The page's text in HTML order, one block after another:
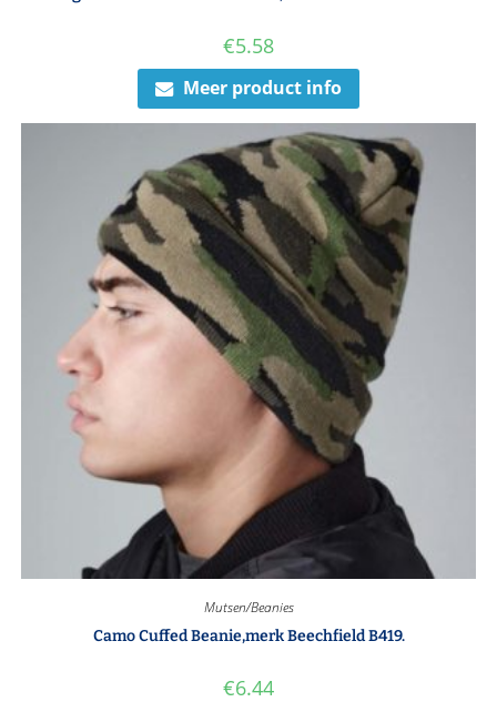
€5.58
Meer product info
Mutsen/Beanies
Camo Cuffed Beanie,merk Beechfield B419.
€6.44